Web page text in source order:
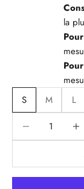
la
S
M L
Diminuer la quantité